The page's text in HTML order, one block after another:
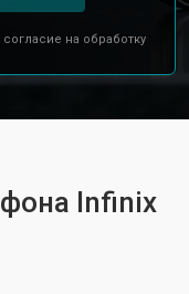
на обработку
Infinix